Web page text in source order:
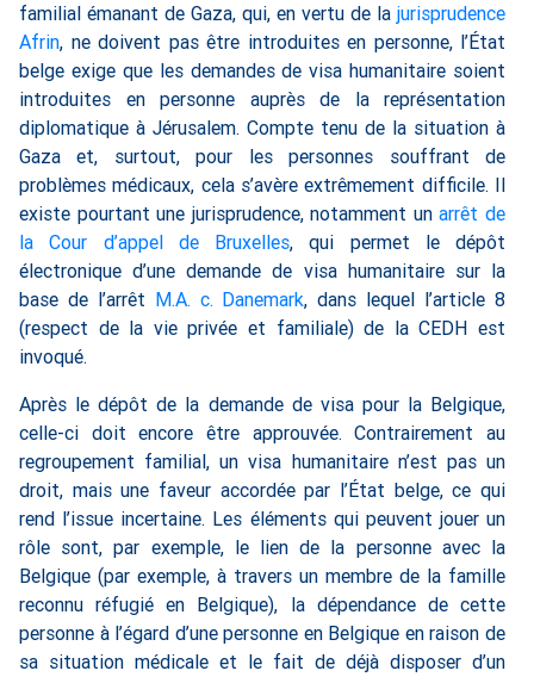
familial émanant de Gaza, qui, en vertu de la jurisprudence
Afrin, ne doivent pas être introduites en personne, l’État
belge exige que les demandes de visa humanitaire soient
introduites en personne auprès de la représentation
diplomatique à Jérusalem. Compte tenu de la situation à
Gaza et, surtout, pour les personnes souffrant de
problèmes médicaux, cela s’avère extrêmement difficile. Il
existe pourtant une jurisprudence, notamment unarrêt de
la Cour d’appel de Bruxelles, qui permet le dépôt
électronique d’une demande de visa humanitaire sur la
base de l’arrêt M.A. c. Danemark, dans lequel l’article 8
(respect de la vie privée et familiale) de la CEDH est
invoqué.
Après le dépôt de la demande de visa pour la Belgique,
celle-ci doit encore être approuvée. Contrairement au
regroupement familial, un visa humanitaire n’est pas un
droit, mais une faveur accordée par l’État belge, ce qui
rend l’issue incertaine. Les éléments qui peuvent jouer un
rôle sont, par exemple, le lien de la personne avec la
Belgique (par exemple, à travers un membre de la famille
reconnu réfugié en Belgique), la dépendance de cette
personne à l’égard d’une personne en Belgique en raison de
sa situation médicale et le fait de déjà disposer d’un